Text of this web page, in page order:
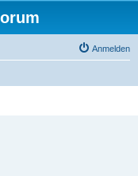
Anmelden